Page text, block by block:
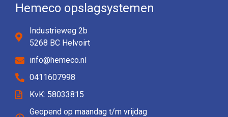
Hemeco opslagsystemen
Industrieweg 2b
5268 BC Helvoirt
info@hemeco.nl
0411607998
KvK: 58033815
Geopend op maandag t/m vrijdag